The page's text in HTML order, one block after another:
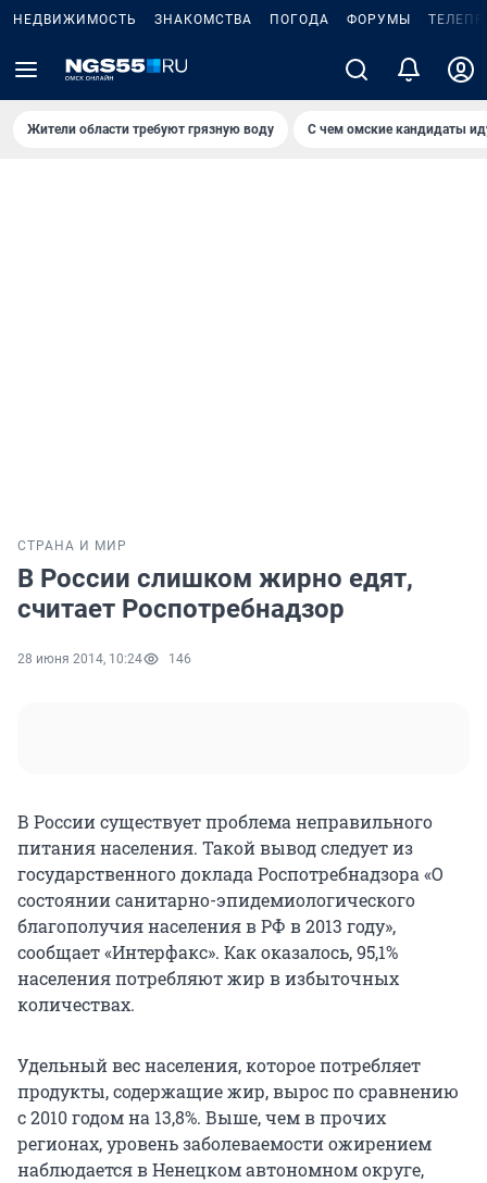
НЕДВИЖИМОСТЬ ЗНАКОМСТВА ПОГОДА ФОРУМЫ
Жители области требуют грязную воду С чем омские кандидаты
СТРАНА И МИР
В России слишком жирно едят,
считает Роспотребнадзор
28 июня 2014, 10:24 146
В России существует проблема неправильного
питания населения. Такой вывод следует из
государственного доклада Роспотребнадзора «О
состоянии санитарно-эпидемиологического
благополучия населения в РФ в 2013 году»,
сообщает «Интерфакс». Как оказалось, 95,1%
населения потребляют жир в избыточных
количествах.
Удельный вес населения, которое потребляет
продукты, содержащие жир, вырос по сравнению
с 2010 годом на 13,8%. Выше, чем в прочих
регионах, уровень заболеваемости ожирением
наблюдается в Ненецком автономном округе,